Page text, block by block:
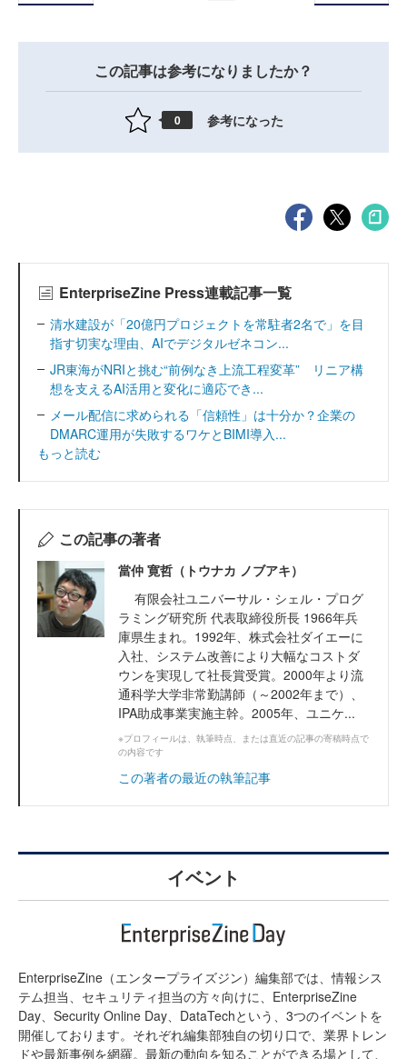
この記事は参考になりましたか？
0 参考になった
EnterpriseZine Press連載記事一覧
清水建設が「20億円プロジェクトを常駐者2名で」を目
指す切実な理由、AIでデジタルゼネコン...
JR東海がNRIと挑む“前例なき上流工程変革” リニア構
想を支えるAI活用と変化に適応でき...
メール配信に求められる「信頼性」は十分か？企業の
DMARC運用が失敗するワケとBIMI導入...
もっと読む
この記事の著者
當仲 寛哲（トウナカ ノブアキ）
有限会社ユニバーサル・シェル・プログ
ラミング研究所 代表取締役所長 1966年兵
庫県生まれ。1992年、株式会社ダイエーに
入社、システム改善により大幅なコストダ
ウンを実現して社長賞受賞。2000年より流
通科学大学非常勤講師（～2002年まで）、
IPA助成事業実施主幹。2005年、ユニケ...
※プロフィールは、執筆時点、または直近の記事の寄稿時点で
の内容です
この著者の最近の執筆記事
イベント
EnterpriseZine（エンタープライズジン）編集部では、情報シス
テム担当、セキュリティ担当の方々向けに、EnterpriseZine
Day、Security Online Day、DataTechという、3つのイベントを
開催しております。それぞれ編集部独自の切り口で、業界トレン
ドや最新事例を網羅。最新の動向を知ることができる場として、